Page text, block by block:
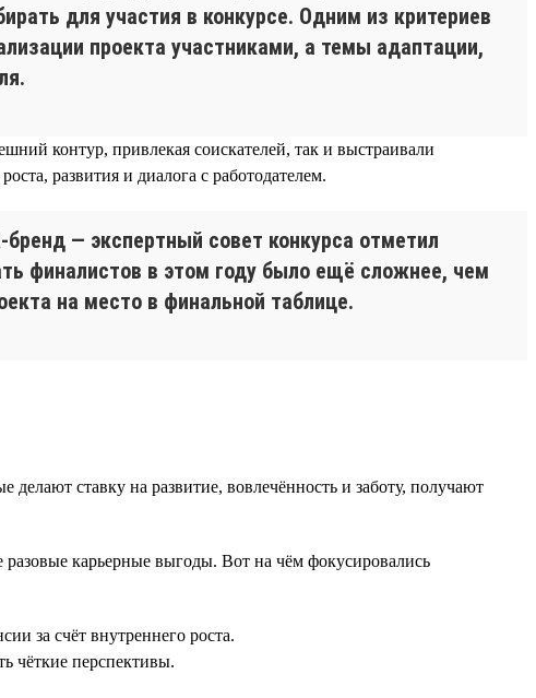
для участия в конкурсе. Одним из критериев
проекта участниками, а темы адаптации,
контур, привлекая соискателей, так и выстраивали
развития и диалога с работодателем.
— экспертный совет конкурса отметил
финалистов в этом году было ещё сложнее, чем
на место в финальной таблице.
ставку на развитие, вовлечённость и заботу, получают
карьерные выгоды. Вот на чём фокусировались
за счёт внутреннего роста.
чёткие перспективы.